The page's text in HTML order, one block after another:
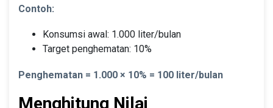
Contoh:
Konsumsi awal: 1.000 liter/bulan
Target penghematan: 10%
Penghematan = 1.000 × 10% = 100 liter/bulan
Menghitung Nilai